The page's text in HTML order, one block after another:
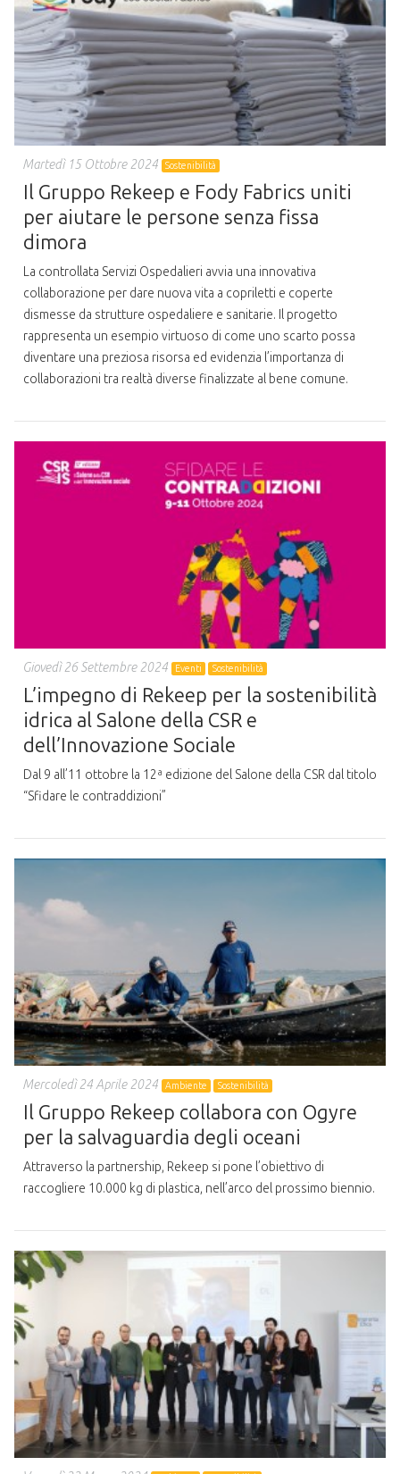
Martedì 15 Ottobre 2024 Sostenibilità
Il Gruppo Rekeep e Fody Fabrics uniti
per aiutare le persone senza fissa
dimora
La controllata Servizi Ospedalieri avvia una innovativa
collaborazione per dare nuova vita a copriletti e coperte
dismesse da strutture ospedaliere e sanitarie. Il progetto
rappresenta un esempio virtuoso di come uno scarto possa
diventare una preziosa risorsa ed evidenzia l’importanza di
collaborazioni tra realtà diverse finalizzate al bene comune.
Giovedì 26 Settembre 2024 Eventi Sostenibilità
L’impegno di Rekeep per la sostenibilità
idrica al Salone della CSR e
dell’Innovazione Sociale
Dal 9 all’11 ottobre la 12ª edizione del Salone della CSR dal titolo
“Sfidare le contraddizioni”
Mercoledì 24 Aprile 2024 Ambiente Sostenibilità
Il Gruppo Rekeep collabora con Ogyre
per la salvaguardia degli oceani
Attraverso la partnership, Rekeep si pone l’obiettivo di
raccogliere 10.000 kg di plastica, nell’arco del prossimo biennio.